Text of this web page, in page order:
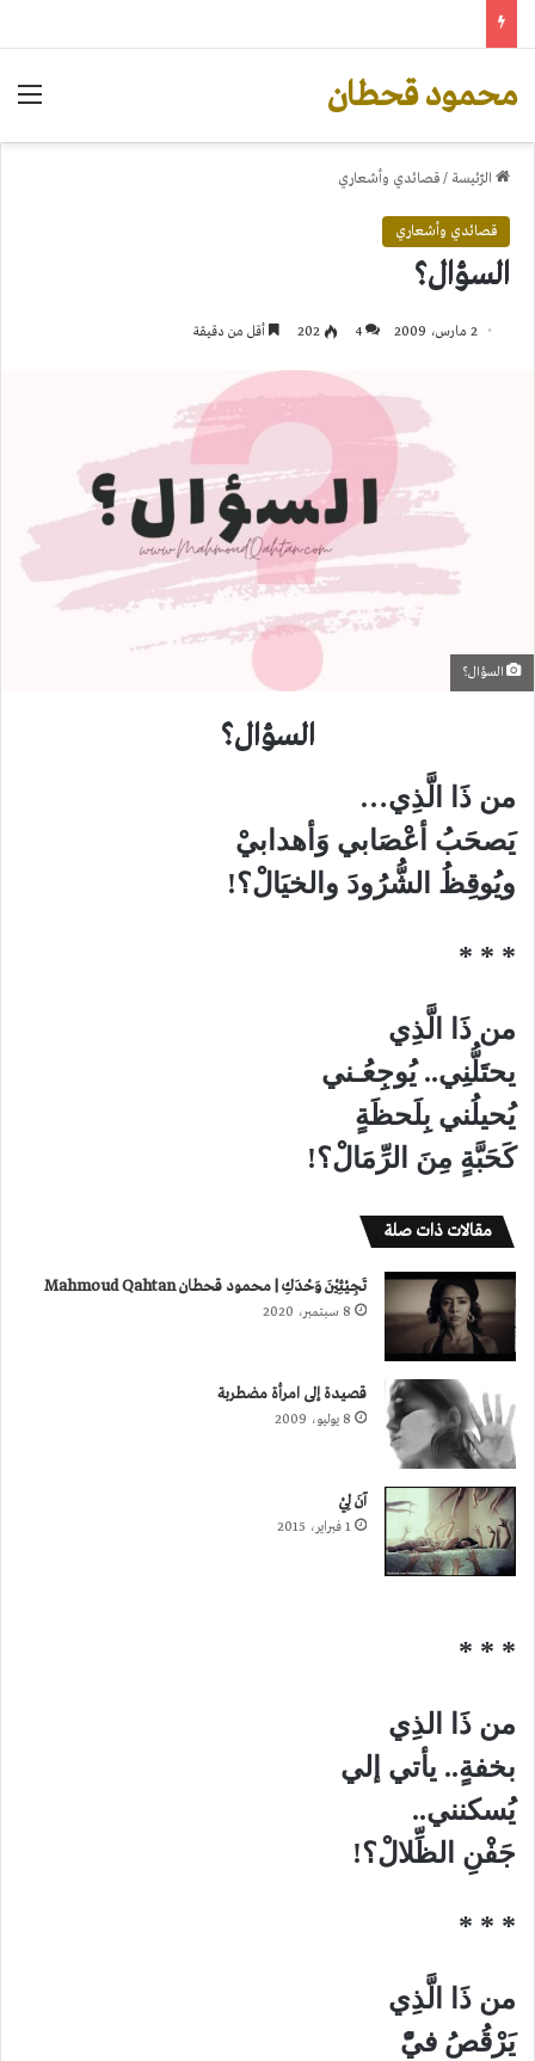
محمود قحطان
الرّئيسة /قصائدي وأشعاري
قصائدي وأشعاري
السؤال؟
2 مارس، 2009 4
202 أقل من دقيقة
السؤال؟
السؤال؟
من ذَا الَّذِي…
يَصحَبُ أعْصَابي وَأهدابيْ
ويُوقِظُ الشُّرُودَ والخيَالْ؟!
* * *
من ذَا الَّذِي
يحتَلُّنِي.. يُوجِعُـني
يُحيلُني بِلَحظَةٍ
كَحَبَّةٍ مِنَ الرِّمَالْ؟!
مقالات ذات صلة
تَجِيْئِيْنَ وَحْدَكِ | محمود قحطان Mahmoud Qahtan
8 سبتمبر، 2020
قصيدة إلى امرأة مضطربة
8 يوليو، 2009
آنَ لِيْ
1 فبراير، 2015
* * *
من ذَا الذِي
بخفةٍ.. يأتي إلي
يُسكنني..
جَفْنِ الظِّلالْ؟!
* * *
من ذَا الَّذِي
يَرْقُصُ فيّْ